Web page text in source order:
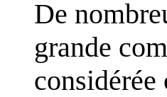
De
grande
considérée